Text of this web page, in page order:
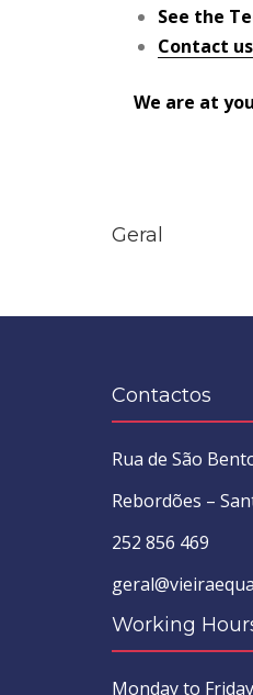
See the
Contact us
We are at
Geral
Contactos
Rua de São
Rebordões –
252 856 469
Working
Monday to